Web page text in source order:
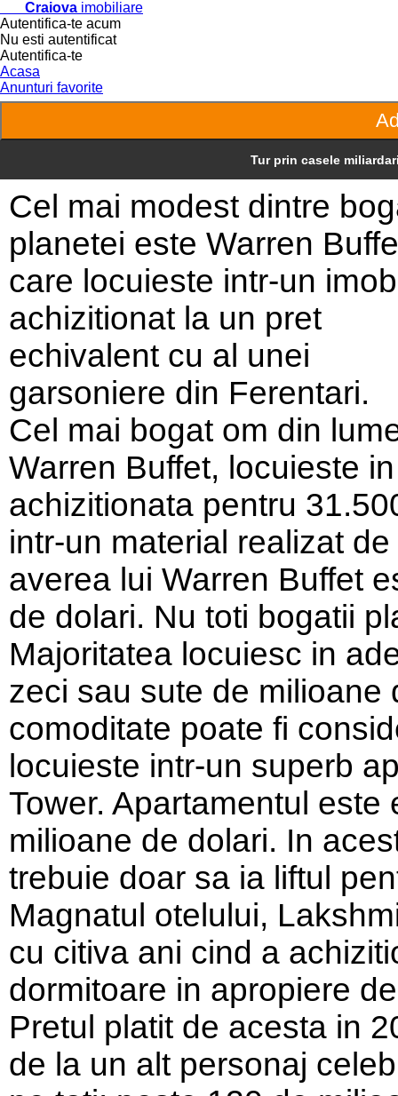
Craiova imobiliare
Autentifica-te acum
Nu esti autentificat
Autentifica-te
Acasa
Anunturi favorite
Tur prin casele
Cel mai modest dintre
planetei este Warren
care locuieste intr-un
achizitionat la un pret
echivalent cu al unei
garsoniere din Ferentari.
Cel mai bogat om din
Warren Buffet, locuieste
achizitionata pentru
intr-un material realizat
averea lui Warren Buffet
de dolari. Nu toti bogatii
Majoritatea locuiesc in
zeci sau sute de milioane
comoditate poate fi
locuieste intr-un superb
Tower. Apartamentul
milioane de dolari. In
trebuie doar sa ia liftul
Magnatul otelului,
cu citiva ani cind a
dormitoare in apropiere
Pretul platit de acesta in
de la un alt personaj